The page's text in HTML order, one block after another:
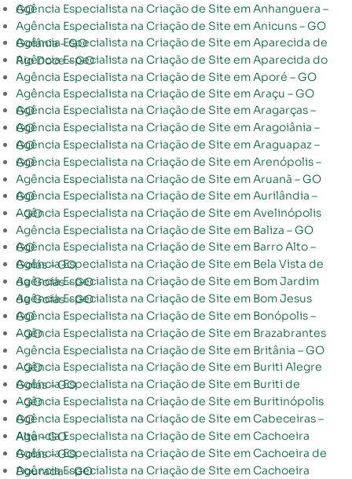
Agência Especialista na Criação de Site em Anhanguera – GO
Agência Especialista na Criação de Site em Anicuns – GO
Agência Especialista na Criação de Site em Aparecida de Goiânia – GO
Agência Especialista na Criação de Site em Aparecida do Rio Doce – GO
Agência Especialista na Criação de Site em Aporé – GO
Agência Especialista na Criação de Site em Araçu – GO
Agência Especialista na Criação de Site em Aragarças – GO
Agência Especialista na Criação de Site em Aragoiânia – GO
Agência Especialista na Criação de Site em Araguapaz – GO
Agência Especialista na Criação de Site em Arenópolis – GO
Agência Especialista na Criação de Site em Aruanã – GO
Agência Especialista na Criação de Site em Aurilândia – GO
Agência Especialista na Criação de Site em Avelinópolis – GO
Agência Especialista na Criação de Site em Baliza – GO
Agência Especialista na Criação de Site em Barro Alto – GO
Agência Especialista na Criação de Site em Bela Vista de Goiás – GO
Agência Especialista na Criação de Site em Bom Jardim de Goiás – GO
Agência Especialista na Criação de Site em Bom Jesus de Goiás – GO
Agência Especialista na Criação de Site em Bonópolis – GO
Agência Especialista na Criação de Site em Brazabrantes – GO
Agência Especialista na Criação de Site em Britânia – GO
Agência Especialista na Criação de Site em Buriti Alegre – GO
Agência Especialista na Criação de Site em Buriti de Goiás – GO
Agência Especialista na Criação de Site em Buritinópolis – GO
Agência Especialista na Criação de Site em Cabeceiras – GO
Agência Especialista na Criação de Site em Cachoeira Alta – GO
Agência Especialista na Criação de Site em Cachoeira de Goiás – GO
Agência Especialista na Criação de Site em Cachoeira Dourada – GO